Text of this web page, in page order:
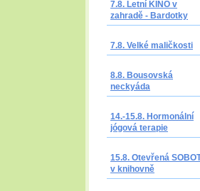
7.8. Letní KINO v
zahradě - Bardotky
7.8. Velké maličkosti
8.8. Bousovská
neckyáda
14.-15.8. Hormonální
jógová terapie
15.8. Otevřená
v knihovně